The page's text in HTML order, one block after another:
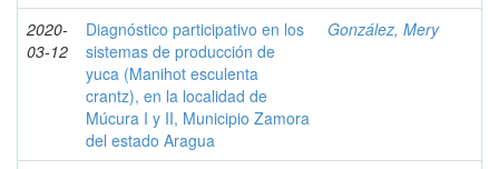
2020-
03-12
Diagnóstico participativo en los
sistemas de producción de
yuca (Manihot esculenta
crantz), en la localidad de
Múcura I y II, Municipio Zamora
del estado Aragua
González, Mery